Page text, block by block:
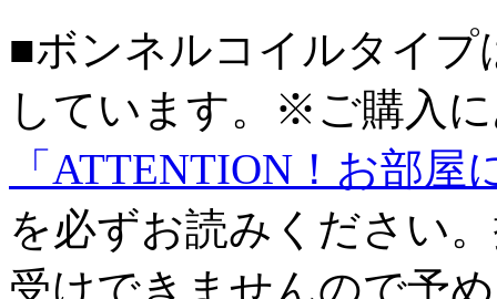
■ボンネルコイルタイプ
しています。※ご購入
「ATTENTION！お部
を必ずお読みください
受けできませんので予